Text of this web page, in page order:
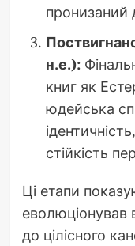
н.е.):
книг як
юдейська
стійкість
Ці етапи
еволюціонував
до цілісного